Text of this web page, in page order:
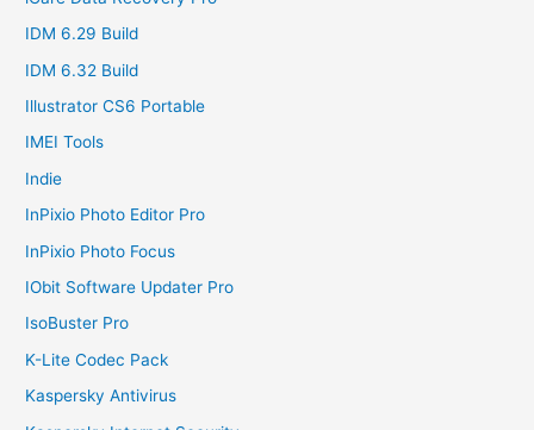
IDM 6.29 Build
IDM 6.32 Build
Illustrator CS6 Portable
IMEI Tools
Indie
InPixio Photo Editor Pro
InPixio Photo Focus
IObit Software Updater Pro
IsoBuster Pro
K-Lite Codec Pack
Kaspersky Antivirus